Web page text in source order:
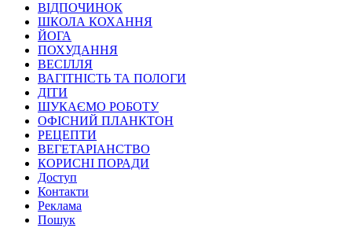
ВІДПОЧИНОК
ШКОЛА КОХАННЯ
ЙОГА
ПОХУДАННЯ
ВЕСІЛЛЯ
ВАГІТНІСТЬ ТА ПОЛОГИ
ДІТИ
ШУКАЄМО РОБОТУ
ОФІСНИЙ ПЛАНКТОН
РЕЦЕПТИ
ВЕГЕТАРІАНСТВО
КОРИСНІ ПОРАДИ
Доступ
Контакти
Реклама
Пошук